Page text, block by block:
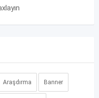
Araşdırma Banner